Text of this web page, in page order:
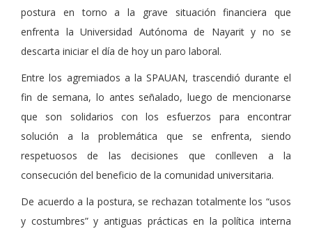
postura en torno a la grave situación financiera que
enfrenta la Universidad Autónoma de Nayarit y no se
descarta iniciar el día de hoy un paro laboral.
Entre los agremiados a la SPAUAN, trascendió durante el
fin de semana, lo antes señalado, luego de mencionarse
que son solidarios con los esfuerzos para encontrar
solución a la problemática que se enfrenta, siendo
respetuosos de las decisiones que conlleven a la
consecución del beneficio de la comunidad universitaria.
De acuerdo a la postura, se rechazan totalmente los “usos
y costumbres” y antiguas prácticas en la política interna